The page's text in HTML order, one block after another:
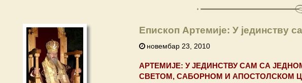
Епископ Артемије: У јединству
новембар 23, 2010
АРТЕМИЈЕ: У ЈЕДИНСТВУ САМ СА
СВЕТОМ, САБОРНОМ И АПОСТОЛСКОМ